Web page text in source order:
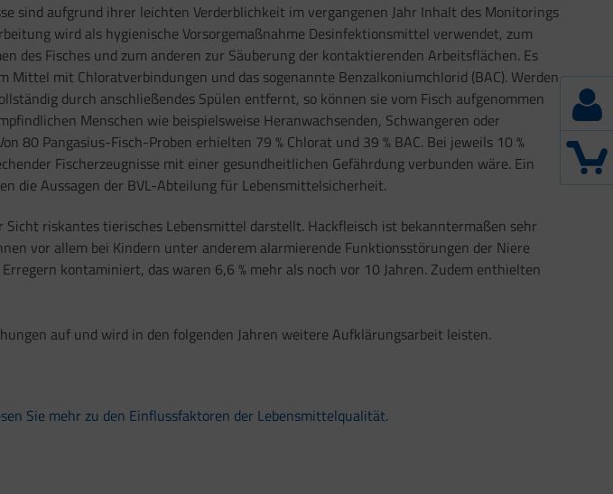
sind aufgrund ihrer leichten Verderblichkeit im vergangenen Jahr Inhalt des Monitorings
wird als hygienische Vorsorgemaßnahme Desinfektionsmittel verwendet, zum
des Fisches und zum anderen zur Säuberung der kontaktierenden Arbeitsflächen. Es
Mittel mit Chloratverbindungen und das sogenannte Benzalkoniumchlorid (BAC). Werden
durch anschließendes Spülen entfernt, so können sie vom Fisch aufgenommen
Menschen wie beispielsweise Heranwachsenden, Schwangeren oder
80 Pangasius-Fisch-Proben erhielten 79 % Chlorat und 39 % BAC. Bei jeweils 10 %
Fischerzeugnisse mit einer gesundheitlichen Gefährdung verbunden wäre. Ein
die Aussagen der BVL-Abteilung für Lebensmittelsicherheit.
riskantes tierisches Lebensmittel darstellt. Hackfleisch ist bekanntermaßen sehr
vor allem bei Kindern unter anderem alarmierende Funktionsstörungen der Niere
kontaminiert, das waren 6,6 % mehr als noch vor 10 Jahren. Zudem enthielten
auf und wird in den folgenden Jahren weitere Aufklärungsarbeit leisten.
Sie mehr zu den Einflussfaktoren der Lebensmittelqualität.